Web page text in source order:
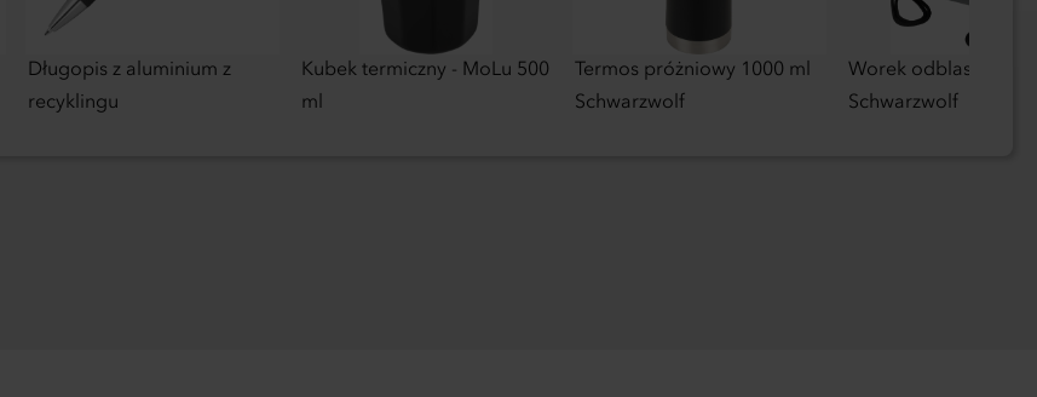
Długopis z aluminium z
recyklingu
Kubek termiczny - MoLu 500
ml
Termos próżniowy 1000 ml
Schwarzwolf
Worek odblaskowy
Schwarzwolf